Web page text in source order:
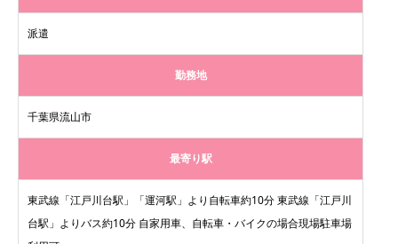
派遣
勤務地
千葉県流山市
最寄り駅
東武線「江戸川台駅」「運河駅」より自転車約10分 東武線「江戸川
台駅」よりバス約10分 自家用車、自転車・バイクの場合現場駐車場